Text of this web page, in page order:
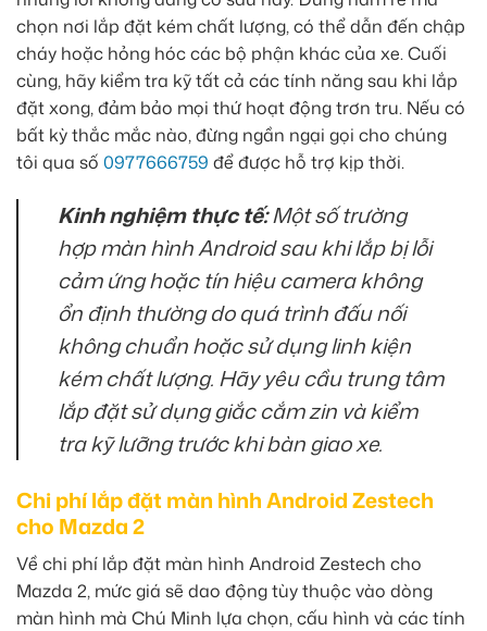
chọn nơi lắp đặt kém chất lượng, có thể dẫn đến chập
cháy hoặc hỏng hóc các bộ phận khác của xe. Cuối
cùng, hãy kiểm tra kỹ tất cả các tính năng sau khi lắp
đặt xong, đảm bảo mọi thứ hoạt động trơn tru. Nếu có
bất kỳ thắc mắc nào, đừng ngần ngại gọi cho chúng
tôi qua số 0977666759 để được hỗ trợ kịp thời.
Kinh nghiệm thực tế:Một số trường
hợp màn hình Android sau khi lắp bị lỗi
cảm ứng hoặc tín hiệu camera không
ổn định thường do quá trình đấu nối
không chuẩn hoặc sử dụng linh kiện
kém chất lượng. Hãy yêu cầu trung tâm
lắp đặt sử dụng giắc cắm zin và kiểm
tra kỹ lưỡng trước khi bàn giao xe.
Chi phí lắp đặt màn hình Android Zestech
cho Mazda 2
Về chi phí lắp đặt màn hình Android Zestech cho
Mazda 2, mức giá sẽ dao động tùy thuộc vào dòng
màn hình mà Chú Minh lựa chọn, cấu hình và các tính